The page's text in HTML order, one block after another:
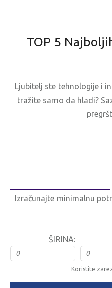
TOP 5
Ljubitelj ste tehnologije i
tražite samo da hladi?
Izračunajte minimalnu
ŠIRINA:
Koristite